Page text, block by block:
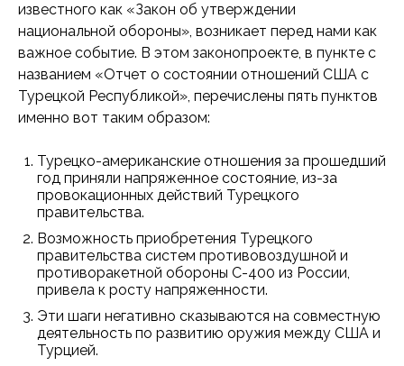
известного как «Закон об утверждении
национальной обороны», возникает перед нами как
важное событие. В этом законопроекте, в пункте с
названием «Отчет о состоянии отношений США с
Турецкой Республикой», перечислены пять пунктов
именно вот таким образом:
Турецко-американские отношения за прошедший
год приняли напряженное состояние, из-за
провокационных действий Турецкого
правительства.
Возможность приобретения Турецкого
правительства систем противовоздушной и
противоракетной обороны С-400 из России,
привела к росту напряженности.
Эти шаги негативно сказываются на совместную
деятельность по развитию оружия между США и
Турцией.